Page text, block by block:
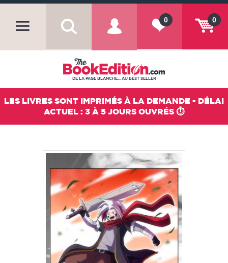
0
0
DE LA PAGE BLANCHE... AU BEST SELLER
LES LIVRES SONT IMPRIMÉS À LA DEMANDE - DÉLAI
ACTUEL : 3 À 5 JOURS OUVRÉS ⏱️